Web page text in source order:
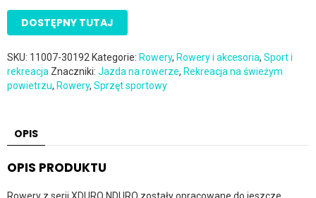
DOSTĘPNY TUTAJ
SKU: 11007-30192 Kategorie: Rowery, Rowery i akcesoria, Sport i
rekreacja Znaczniki: Jazda na rowerze, Rekreacja na świeżym
powietrzu, Rowery, Sprzęt sportowy
OPIS
OPIS PRODUKTU